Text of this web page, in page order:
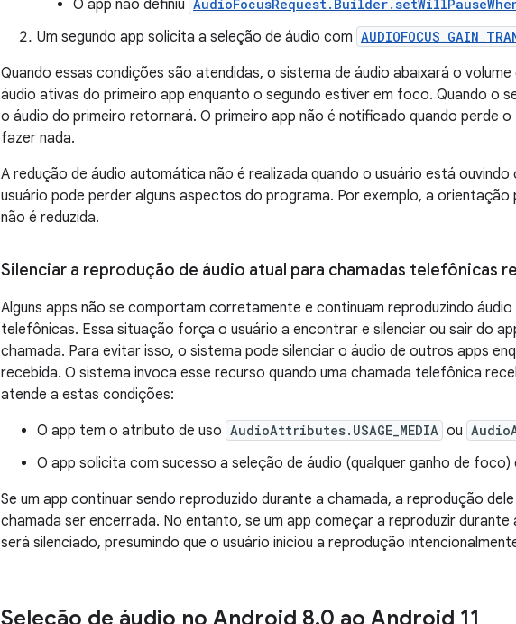
O app não definiu
Um segundo app solicita a seleção de áudio com
Quando essas condições são atendidas, o sistema de áudio abaixará o
áudio ativas do primeiro app enquanto o segundo estiver em foco. Quando o
o áudio do primeiro retornará. O primeiro app não é notificado quando perde
fazer nada.
A redução de áudio automática não é realizada quando o usuário está
usuário pode perder alguns aspectos do programa. Por exemplo, a
não é reduzida.
Silenciar a reprodução de áudio atual para chamadas telefônicas
Alguns apps não se comportam corretamente e continuam reproduzindo
telefônicas. Essa situação força o usuário a encontrar e silenciar ou sair do
chamada. Para evitar isso, o sistema pode silenciar o áudio de outros apps
recebida. O sistema invoca esse recurso quando uma chamada telefônica
atende a estas condições:
O app tem o atributo de uso AudioAttributes.USAGE_MEDIA ou
O app solicita com sucesso a seleção de áudio (qualquer ganho de
Se um app continuar sendo reproduzido durante a chamada, a reprodução
chamada ser encerrada. No entanto, se um app começar a reproduzir durante
será silenciado, presumindo que o usuário iniciou a reprodução
Seleção de áudio no Android 8.0 ao Android 11